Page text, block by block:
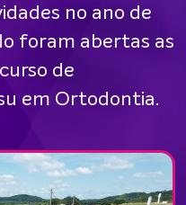
no ano de
foram abertas as
de
em Ortodontia.